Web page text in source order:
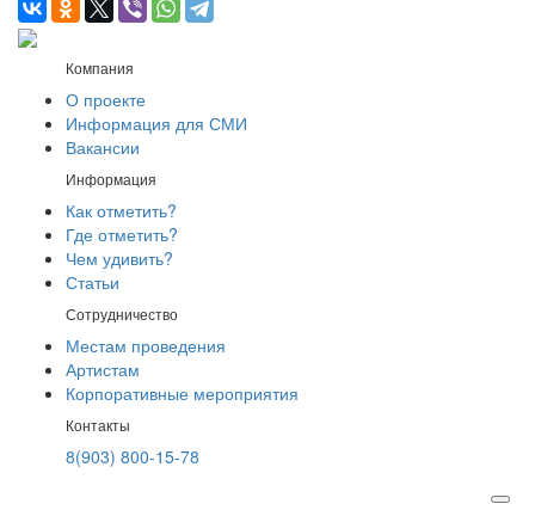
Компания
О проекте
Информация для СМИ
Вакансии
Информация
Как отметить?
Где отметить?
Чем удивить?
Статьи
Сотрудничество
Местам проведения
Артистам
Корпоративные мероприятия
Контакты
8(903) 800-15-78